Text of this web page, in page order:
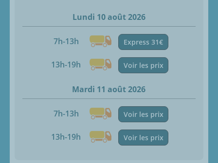
Lundi 10 août 2026
7h-13h Express 31€
13h-19h Voir les prix
Mardi 11 août 2026
7h-13h Voir les prix
13h-19h Voir les prix